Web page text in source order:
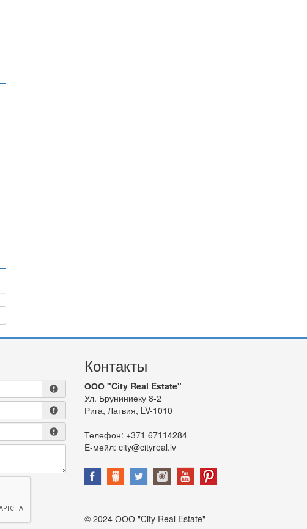
Контакты
ООО "City Real Estate"
Ул. Бруниниеку 8-2
Рига, Латвия, LV-1010
Телефон: +371 67114284
E-мейл: city@cityreal.lv
© 2024 ООО "City Real Estate"